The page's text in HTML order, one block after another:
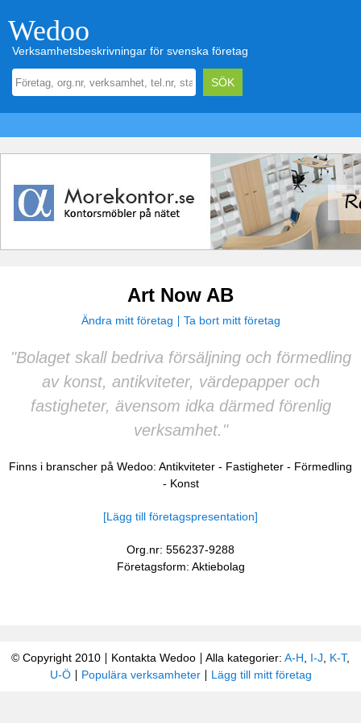
Wedoo
Verksamhetsbeskrivningar för svenska företag
Art Now AB
Ändra mitt företag Ta bort mitt företag
"Bolaget skall bedriva försäljning och förmedling
av konst, antikviteter, värdepapper och
fastigheter, ävensom idka därmed förenlig
verksamhet."
Finns i branscher på Wedoo: Antikviteter - Fastigheter - Förmedling
- Konst
[Lägg till företagspresentation]
Org.nr: 556237-9288
Företagsform: Aktiebolag
© Copyright 2010 Kontakta Wedoo Alla kategorier: A-H I-J K-T,
U-Ö
Populära verksamheter Lägg till mitt företag